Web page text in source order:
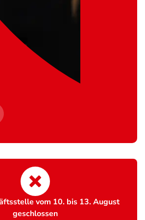
vom 10. bis 13. August
geschlossen